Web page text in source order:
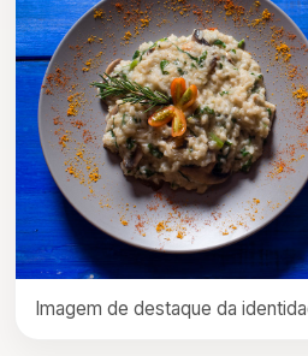
Imagem de destaque da